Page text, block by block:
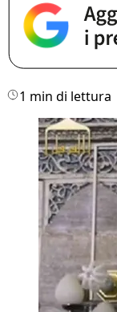
1 min di lettura